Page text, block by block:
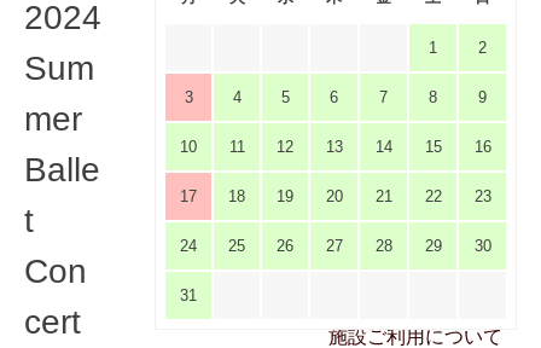
施設ご利用について
2024
Sum
mer
Balle
t
Con
cert
1 2
3 4 5 6 7 8 9
10 11 12 13 14 15 16
17 18 19 20 21 22 23
24 25 26 27 28 29 30
31